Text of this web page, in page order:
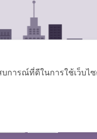
การณ์ที่ดีในการใช้เว็